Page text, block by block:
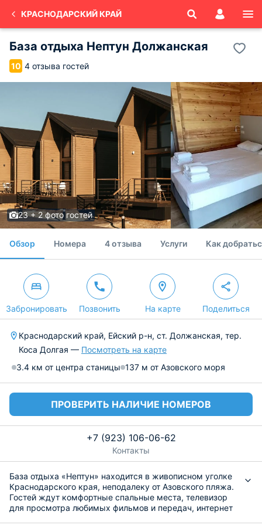
КРАСНОДАРСКИЙ КРАЙ
База отдыха Нептун Должанская
10 4 отзыва гостей
23 + 2 фото гостей
Обзор Номера 4 отзыва Услуги Как
Забронировать Позвонить На карте Поделиться
Краснодарский край, Ейский р-н, ст. Должанская, тер.
Коса Долгая — Посмотреть на карте
3.4 км от центра станицы 137 м от Азовского моря
ПРОВЕРИТЬ НАЛИЧИЕ НОМЕРОВ
+7 (923) 106-06-62
Контакты
База отдыха «Нептун» находится в живописном уголке
Краснодарского края, неподалеку от Азовского пляжа.
Гостей ждут комфортные спальные места, телевизор
для просмотра любимых фильмов и передач, интернет